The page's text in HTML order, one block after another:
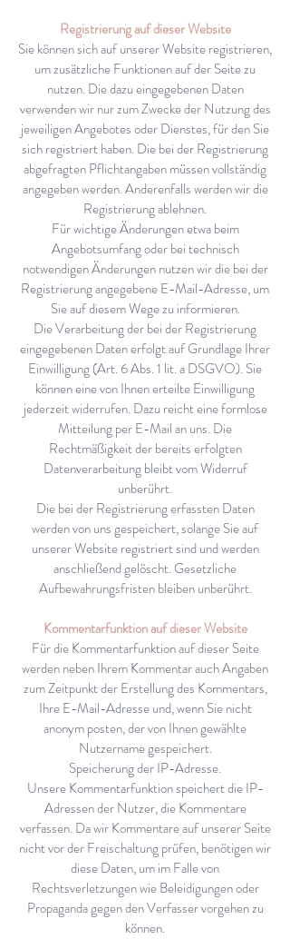
Registrierung auf dieser Website
Sie können sich auf unserer Website registrieren,
um zusätzliche Funktionen auf der Seite zu
nutzen. Die dazu eingegebenen Daten
verwenden wir nur zum Zwecke der Nutzung des
jeweiligen Angebotes oder Dienstes, für den Sie
sich registriert haben. Die bei der Registrierung
abgefragten Pflichtangaben müssen vollständig
angegeben werden. Anderenfalls werden wir die
Registrierung ablehnen.
Für wichtige Änderungen etwa beim
Angebotsumfang oder bei technisch
notwendigen Änderungen nutzen wir die bei der
Registrierung angegebene E-Mail-Adresse, um
Sie auf diesem Wege zu informieren.
Die Verarbeitung der bei der Registrierung
eingegebenen Daten erfolgt auf Grundlage Ihrer
Einwilligung (Art. 6 Abs. 1 lit. a DSGVO). Sie
können eine von Ihnen erteilte Einwilligung
jederzeit widerrufen. Dazu reicht eine formlose
Mitteilung per E-Mail an uns. Die
Rechtmäßigkeit der bereits erfolgten
Datenverarbeitung bleibt vom Widerruf
unberührt.
Die bei der Registrierung erfassten Daten
werden von uns gespeichert, solange Sie auf
unserer Website registriert sind und werden
anschließend gelöscht. Gesetzliche
Aufbewahrungsfristen bleiben unberührt.
Kommentarfunktion auf dieser Website
Für die Kommentarfunktion auf dieser Seite
werden neben Ihrem Kommentar auch Angaben
zum Zeitpunkt der Erstellung des Kommentars,
Ihre E-Mail-Adresse und, wenn Sie nicht
anonym posten, der von Ihnen gewählte
Nutzername gespeichert.
Speicherung der IP-Adresse.
Unsere Kommentarfunktion speichert die IP-
Adressen der Nutzer, die Kommentare
verfassen. Da wir Kommentare auf unserer Seite
nicht vor der Freischaltung prüfen, benötigen wir
diese Daten, um im Falle von
Rechtsverletzungen wie Beleidigungen oder
Propaganda gegen den Verfasser vorgehen zu
können.